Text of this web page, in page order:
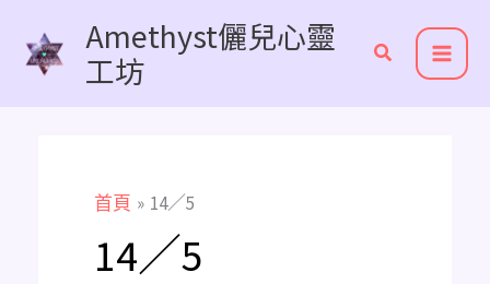
Amethyst儷兒心靈
工坊
首頁 14／5
14／5